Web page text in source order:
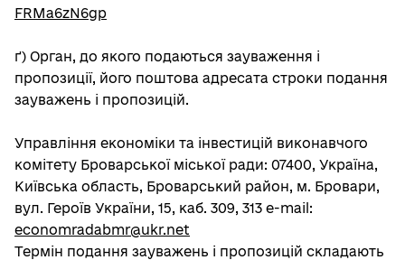
FRMa6zN6gp
ґ) Орган, до якого подаються зауваження і
пропозиції, його поштова адресата строки подання
зауважень і пропозицій.
Управління економіки та інвестицій виконавчого
комітету Броварської міської ради: 07400, Україна,
Київська область, Броварський район, м. Бровари,
вул. Героїв України, 15, каб. 309, 313 e-mail:
economradabmr@ukr.net
Термін подання зауважень і пропозицій складають